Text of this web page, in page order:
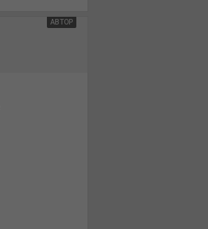
АВТОР